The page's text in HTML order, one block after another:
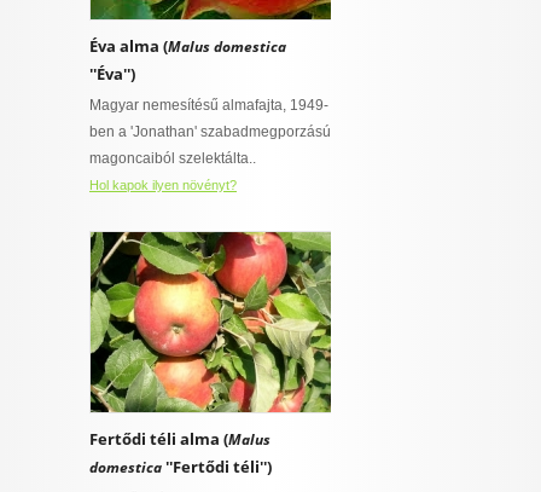
Éva alma (Malus domestica
''Éva'')
Magyar nemesítésű almafajta, 1949-
ben a 'Jonathan' szabadmegporzású
magoncaiból szelektálta..
Hol kapok ilyen növényt?
Fertődi téli alma (Malus
domestica''Fertődi téli'')